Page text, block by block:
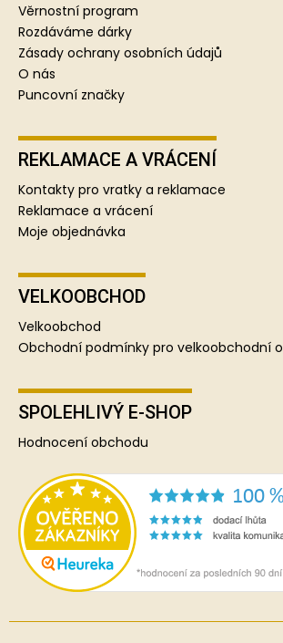
Věrnostní program
Rozdáváme dárky
Zásady ochrany osobních údajů
O nás
Puncovní značky
REKLAMACE A VRÁCENÍ
Kontakty pro vratky a reklamace
Reklamace a vrácení
Moje objednávka
VELKOOBCHOD
Velkoobchod
Obchodní podmínky pro velkoobchodní
SPOLEHLIVÝ E-SHOP
Hodnocení obchodu